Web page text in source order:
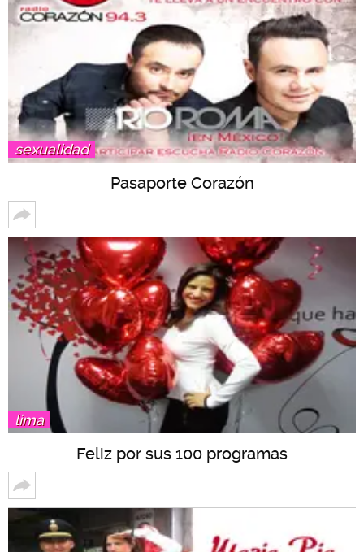
sexualidad
Pasaporte Corazón
lima
Feliz por sus 100 programas